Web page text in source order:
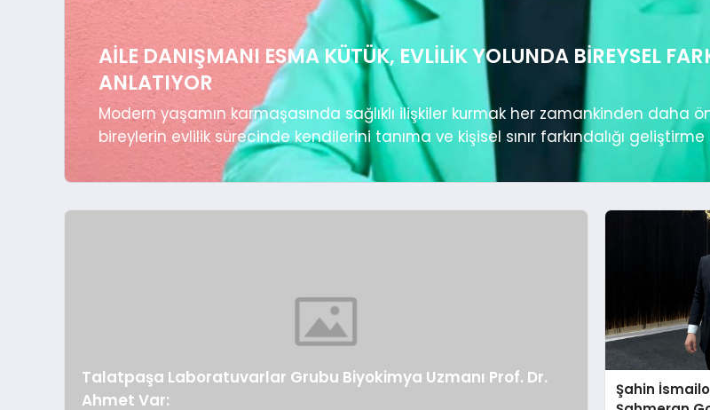
AILE DANIŞMANI ESMA KÜTÜK, EVLILIK YOLUNDA BIREYSEL
ANLATIYOR
Modern yaşamın karmaşasında sağlıklı ilişkiler kurmak her zamankinden daha
bireylerin evlilik sürecinde kendilerini tanıma ve kişisel sınır farkındalığı geliştirme
döneminde çiftlerin yaşadığı kafa karışıklığına profesyonel yaklaşımıyla ışık
ilkesiyle yol gösteriyor. Alanında uzun yıllara dayanan deneyimi ve...
Talatpaşa Laboratuvarlar Grubu Biyokimya Uzmanı Prof. Dr.
Ahmet Var:
Şahin